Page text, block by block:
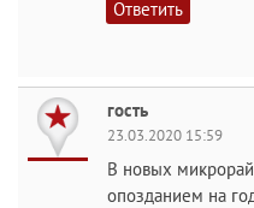
Ответить
гость
23.03.2020 15:59
В новых
опозданием на